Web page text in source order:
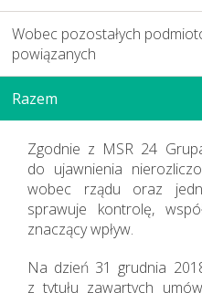
Wobec pozostałych
powiązanych
Razem
Zgodnie z MSR 24
do ujawnienia
wobec rządu oraz
sprawuje kontrolę,
znaczący wpływ.
Na dzień 31 grudnia
z tytułu zawartych